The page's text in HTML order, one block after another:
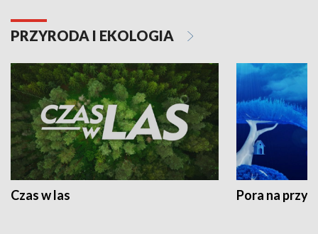
PRZYRODA I EKOLOGIA
Czas w las Pora na